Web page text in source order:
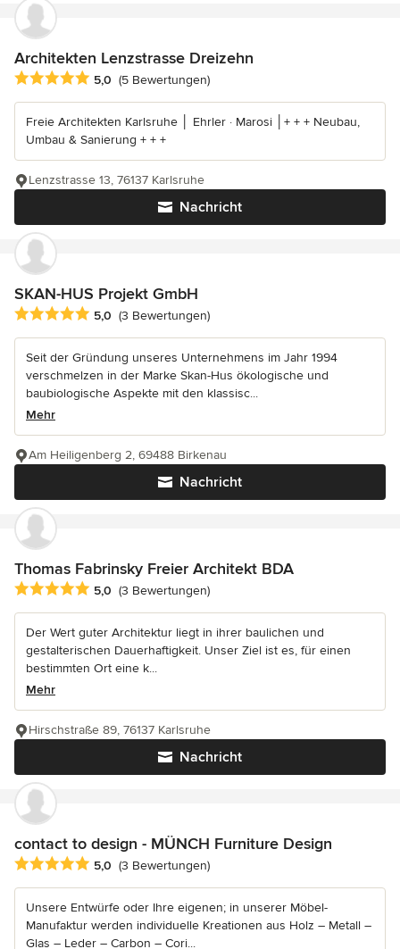
Architekten Lenzstrasse Dreizehn
Durchschnittliche Bewertung: 5 von 5 Sternen
5,0 (5 Bewertungen)
Freie Architekten Karlsruhe │ Ehrler · Marosi │+ + + Neubau,
Umbau & Sanierung + + +
Nachricht
Lenzstrasse 13, 76137 Karlsruhe
SKAN-HUS Projekt GmbH
Durchschnittliche Bewertung: 5 von 5 Sternen
5,0 (3 Bewertungen)
Seit der Gründung unseres Unternehmens im Jahr 1994
verschmelzen in der Marke Skan-Hus ökologische und
baubiologische Aspekte mit den klassisc...
Mehr
Nachricht
Am Heiligenberg 2, 69488 Birkenau
Thomas Fabrinsky Freier Architekt BDA
Durchschnittliche Bewertung: 5 von 5 Sternen
5,0 (3 Bewertungen)
Der Wert guter Architektur liegt in ihrer baulichen und
gestalterischen Dauerhaftigkeit. Unser Ziel ist es, für einen
bestimmten Ort eine k...
Mehr
Nachricht
Hirschstraße 89, 76137 Karlsruhe
contact to design - MÜNCH Furniture Design
Durchschnittliche Bewertung: 5 von 5 Sternen
5,0 (3 Bewertungen)
Unsere Entwürfe oder Ihre eigenen; in unserer Möbel-
Manufaktur werden individuelle Kreationen aus Holz – Metall –
Glas – Leder – Carbon – Cori...